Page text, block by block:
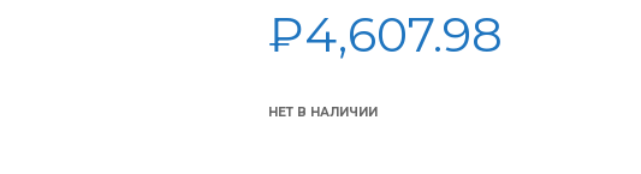
₽4,607.98
НЕТ В НАЛИЧИИ